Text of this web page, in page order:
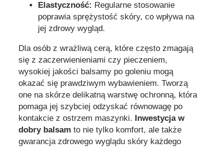
Elastyczność: Regularne stosowanie
poprawia sprężystość skóry, co wpływa na
jej zdrowy wygląd.
Dla osób z wrażliwą cerą, które często zmagają
się z zaczerwienieniami czy pieczeniem,
wysokiej jakości balsamy po goleniu mogą
okazać się prawdziwym wybawieniem. Tworzą
one na skórze delikatną warstwę ochronną, która
pomaga jej szybciej odzyskać równowagę po
kontakcie z ostrzem maszynki.
Inwestycja w
dobry balsam to nie tylko komfort, ale także
gwarancja zdrowego wyglądu skóry każdego